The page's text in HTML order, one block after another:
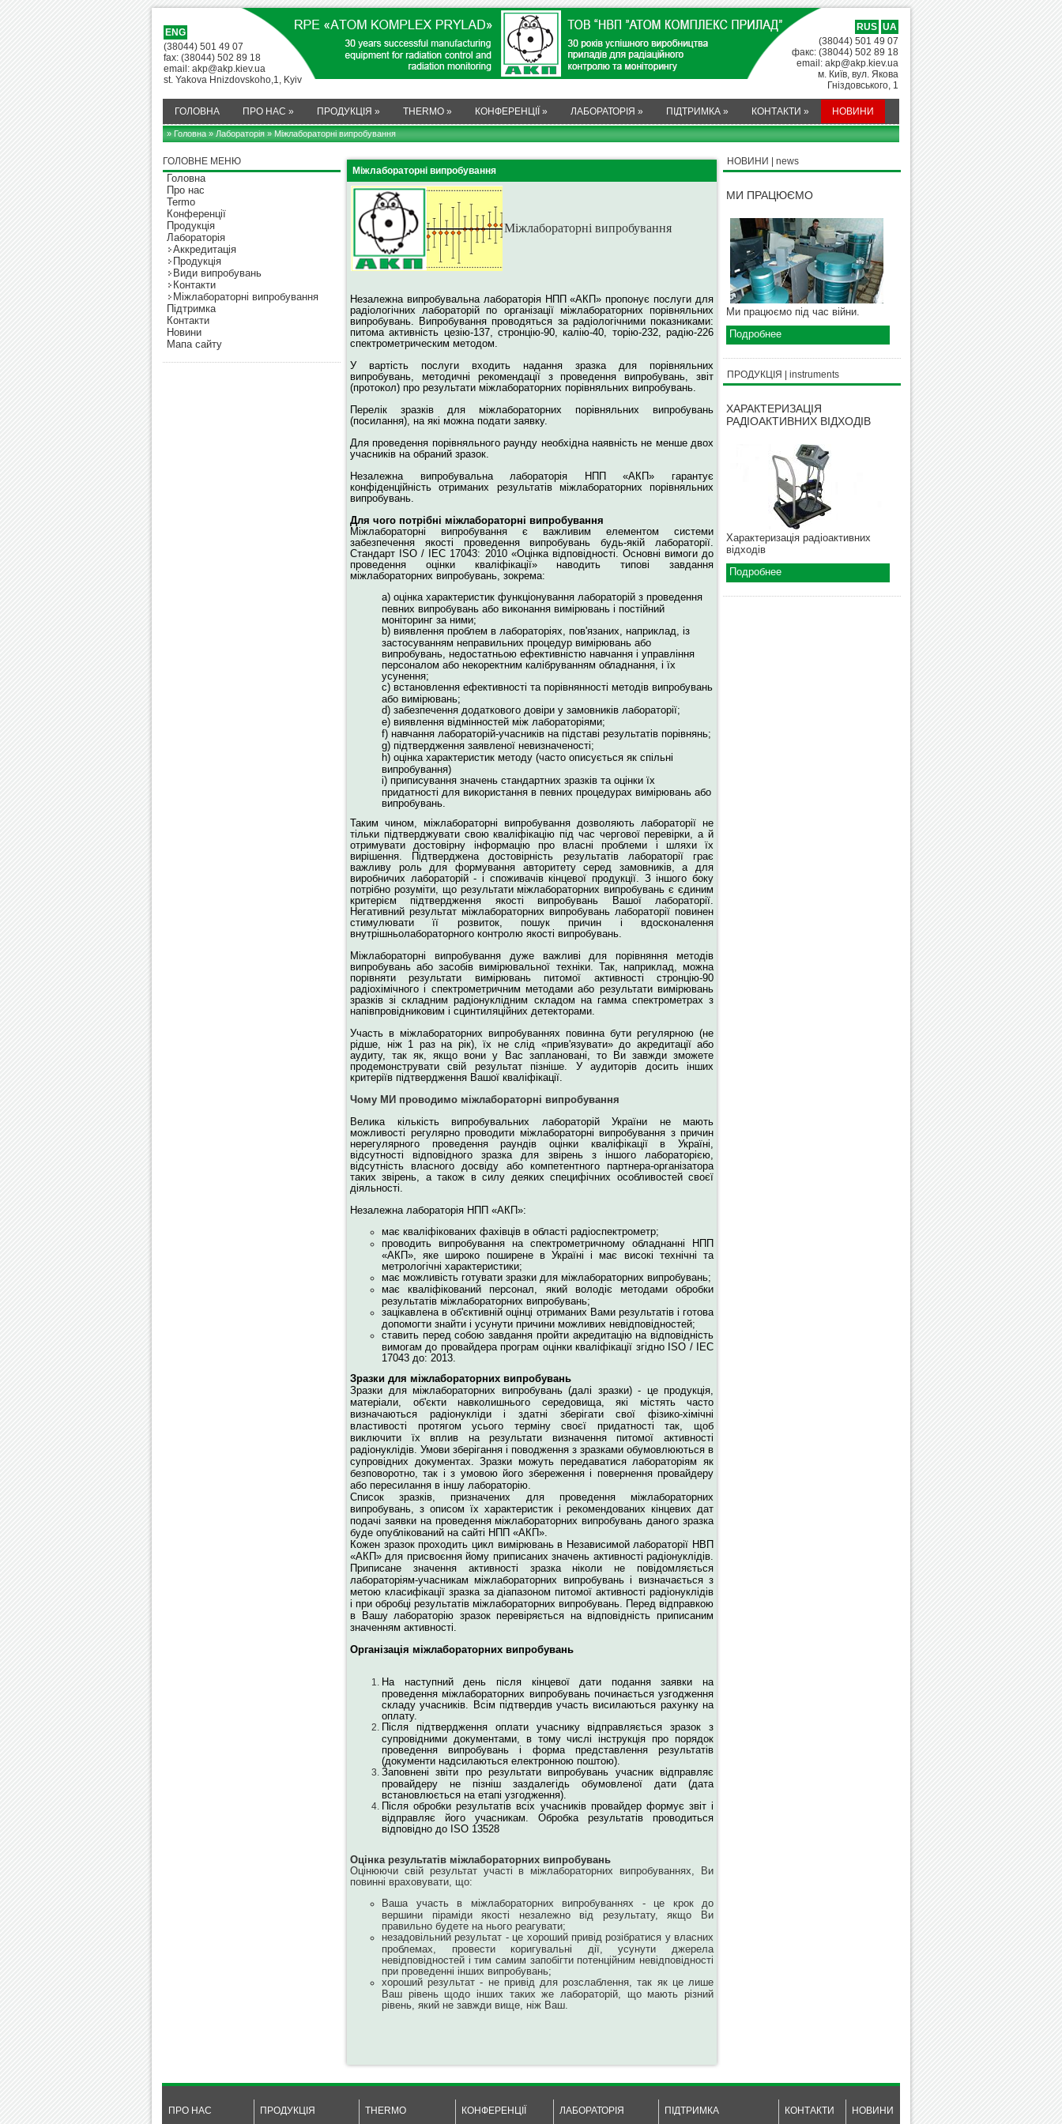
ENG
(38044) 501 49 07
fax: (38044) 502 89 18
email: akp@akp.kiev.ua
st. Yakova Hnizdovskoho,1, Kyiv
RUS UA
(38044) 501 49 07
факс: (38044) 502 89 18
email: akp@akp.kiev.ua
м. Київ, вул. Якова
Гніздовського, 1
ГОЛОВНА ПРО НАС » ПРОДУКЦІЯ » THERMO » КОНФЕРЕНЦІЇ » ЛАБОРАТОРІЯ » ПІДТРИМКА » КОНТАКТИ » НОВИНИ
» Головна»Лабораторія» Міжлабораторні випробування
ГОЛОВНЕ МЕНЮ
Головна
Про нас
Termo
Конференції
Продукція
Лабораторія
Аккредитація
Продукція
Види випробувань
Контакти
Міжлабораторні випробування
Підтримка
Контакти
Новини
Мапа сайту
Міжлабораторні випробування
Міжлабораторні випробування
Незалежна випробувальна лабораторія НПП «АКП» пропонує послуги для
радіологічних лабораторій по організації міжлабораторних порівняльних
випробувань. Випробування проводяться за радіологічними показниками:
питома активність цезію-137, стронцію-90, калію-40, торію-232, радію-226
спектрометрическим методом.
У вартість послуги входить надання зразка для порівняльних
випробувань, методичні рекомендації з проведення випробувань, звіт
(протокол) про результати міжлабораторних порівняльних випробувань.
Перелік зразків для міжлабораторних порівняльних випробувань
(посилання), на які можна подати заявку.
Для проведення порівняльного раунду необхідна наявність не менше двох
учасників на обраний зразок.
Незалежна випробувальна лабораторія НПП «АКП» гарантує
конфіденційність отриманих результатів міжлабораторних порівняльних
випробувань.
Для чого потрібні міжлабораторні випробування
Міжлабораторні випробування є важливим елементом системи
забезпечення якості проведення випробувань будь-якій лабораторії.
Стандарт ISO / IEC 17043: 2010 «Оцінка відповідності. Основні вимоги до
проведення оцінки кваліфікації» наводить типові завдання
міжлабораторних випробувань, зокрема:
a) оцінка характеристик функціонування лабораторій з проведення
певних випробувань або виконання вимірювань і постійний
моніторинг за ними;
b) виявлення проблем в лабораторіях, пов'язаних, наприклад, із
застосуванням неправильних процедур вимірювань або
випробувань, недостатньою ефективністю навчання і управління
персоналом або некоректним калібруванням обладнання, і їх
усунення;
c) встановлення ефективності та порівнянності методів випробувань
або вимірювань;
d) забезпечення додаткового довіри у замовників лабораторії;
e) виявлення відмінностей між лабораторіями;
f) навчання лабораторій-учасників на підставі результатів порівнянь;
g) підтвердження заявленої невизначеності;
h) оцінка характеристик методу (часто описується як спільні
випробування)
i) приписування значень стандартних зразків та оцінки їх
придатності для використання в певних процедурах вимірювань або
випробувань.
Таким чином, міжлабораторні випробування дозволяють лабораторії не
тільки підтверджувати свою кваліфікацію під час чергової перевірки, а й
отримувати достовірну інформацію про власні проблеми і шляхи їх
вирішення. Підтверджена достовірність результатів лабораторії грає
важливу роль для формування авторитету серед замовників, а для
виробничих лабораторій - і споживачів кінцевої продукції. З іншого боку
потрібно розуміти, що результати міжлабораторних випробувань є єдиним
критерієм підтвердження якості випробувань Вашої лабораторії.
Негативний результат міжлабораторних випробувань лабораторії повинен
стимулювати її розвиток, пошук причин і вдосконалення
внутрішньолабораторного контролю якості випробувань.
Міжлабораторні випробування дуже важливі для порівняння методів
випробувань або засобів вимірювальної техніки. Так, наприклад, можна
порівняти результати вимірювань питомої активності стронцію-90
радіохімічного і спектрометричним методами або результати вимірювань
зразків зі складним радіонуклідним складом на гамма спектрометрах з
напівпровідниковим і сцинтиляційних детекторами.
Участь в міжлабораторних випробуваннях повинна бути регулярною (не
рідше, ніж 1 раз на рік), їх не слід «прив'язувати» до акредитації або
аудиту, так як, якщо вони у Вас заплановані, то Ви завжди зможете
продемонструвати свій результат пізніше. У аудиторів досить інших
критеріїв підтвердження Вашої кваліфікації.
Чому МИ проводимо міжлабораторні випробування
Велика кількість випробувальних лабораторій України не мають
можливості регулярно проводити міжлабораторні випробування з причин
нерегулярного проведення раундів оцінки кваліфікації в Україні,
відсутності відповідного зразка для звірень з іншого лабораторією,
відсутність власного досвіду або компетентного партнера-організатора
таких звірень, а також в силу деяких специфічних особливостей своєї
діяльності.
Незалежна лабораторія НПП «АКП»:
має кваліфікованих фахівців в області радіоспектрометр;
проводить випробування на спектрометричному обладнанні НПП
«АКП», яке широко поширене в Україні і має високі технічні та
метрологічні характеристики;
має можливість готувати зразки для міжлабораторних випробувань;
має кваліфікований персонал, який володіє методами обробки
результатів міжлабораторних випробувань;
зацікавлена в об'єктивній оцінці отриманих Вами результатів і готова
допомогти знайти і усунути причини можливих невідповідностей;
ставить перед собою завдання пройти акредитацію на відповідність
вимогам до провайдера програм оцінки кваліфікації згідно ISO / IEC
17043 до: 2013.
Зразки для міжлабораторних випробувань
Зразки для міжлабораторних випробувань (далі зразки) - це продукція,
матеріали, об'єкти навколишнього середовища, які містять часто
визначаються радіонукліди і здатні зберігати свої фізико-хімічні
властивості протягом усього терміну своєї придатності так, щоб
виключити їх вплив на результати визначення питомої активності
радіонуклідів. Умови зберігання і поводження з зразками обумовлюються в
супровідних документах. Зразки можуть передаватися лабораторіям як
безповоротно, так і з умовою його збереження і повернення провайдеру
або пересилання в іншу лабораторію.
Список зразків, призначених для проведення міжлабораторних
випробувань, з описом їх характеристик і рекомендованих кінцевих дат
подачі заявки на проведення міжлабораторних випробувань даного зразка
буде опублікований на сайті НПП «АКП».
Кожен зразок проходить цикл вимірювань в Независимой лабораторії НВП
«АКП» для присвоєння йому приписаних значень активності радіонуклідів.
Приписане значення активності зразка ніколи не повідомляється
лабораторіям-учасникам міжлабораторних випробувань і визначається з
метою класифікації зразка за діапазоном питомої активності радіонуклідів
і при обробці результатів міжлабораторних випробувань. Перед відправкою
в Вашу лабораторію зразок перевіряється на відповідність приписаним
значенням активності.
Організація міжлабораторних випробувань
На наступний день після кінцевої дати подання заявки на
проведення міжлабораторних випробувань починається узгодження
складу учасників. Всім підтвердив участь висилаються рахунку на
оплату.
Після підтвердження оплати учаснику відправляється зразок з
супровідними документами, в тому числі інструкція про порядок
проведення випробувань і форма представлення результатів
(документи надсилаються електронною поштою).
Заповнені звіти про результати випробувань учасник відправляє
провайдеру не пізніш заздалегідь обумовленої дати (дата
встановлюється на етапі узгодження).
Після обробки результатів всіх учасників провайдер формує звіт і
відправляє його учасникам. Обробка результатів проводиться
відповідно до ISO 13528
Оцінка результатів міжлабораторних випробувань
Оцінюючи свій результат участі в міжлабораторних випробуваннях, Ви
повинні враховувати, що:
Ваша участь в міжлабораторних випробуваннях - це крок до
вершини піраміди якості незалежно від результату, якщо Ви
правильно будете на нього реагувати;
незадовільний результат - це хороший привід розібратися у власних
проблемах, провести коригувальні дії, усунути джерела
невідповідностей і тим самим запобігти потенційним невідповідності
при проведенні інших випробувань;
хороший результат - не привід для розслаблення, так як це лише
Ваш рівень щодо інших таких же лабораторій, що мають різний
рівень, який не завжди вище, ніж Ваш.
НОВИНИ | news
МИ ПРАЦЮЄМО
Ми працюємо під час війни.
Подробнее
ПРОДУКЦІЯ | instruments
ХАРАКТЕРИЗАЦІЯ
РАДІОАКТИВНИХ ВІДХОДІВ
Характеризація радіоактивних
відходів
Подробнее
ПРО НАС ПРОДУКЦІЯ THERMO КОНФЕРЕНЦІЇ ЛАБОРАТОРІЯ ПІДТРИМКА КОНТАКТИ НОВИНИ